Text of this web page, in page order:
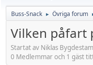
Buss-Snack ► Övriga forum
Vilken påfart
Startat av Niklas
0 Medlemmar och 1 gäst